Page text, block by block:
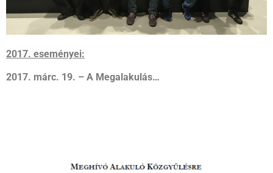
2017. eseményei:
2017. márc. 19. – A Megalakulás…